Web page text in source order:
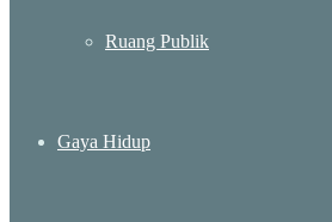
Ruang Publik
Gaya Hidup